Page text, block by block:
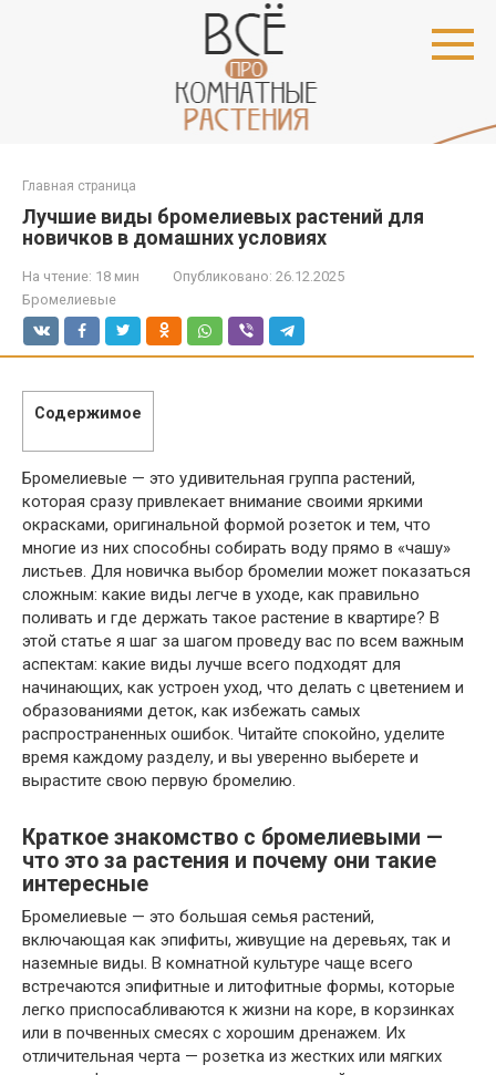
Главная страница
Лучшие виды бромелиевых растений для
новичков в домашних условиях
На чтение: 18 мин Опубликовано: 26.12.2025
Бромелиевые
Содержимое
Бромелиевые — это удивительная группа растений,
которая сразу привлекает внимание своими яркими
окрасками, оригинальной формой розеток и тем, что
многие из них способны собирать воду прямо в «чашу»
листьев. Для новичка выбор бромелии может показаться
сложным: какие виды легче в уходе, как правильно
поливать и где держать такое растение в квартире? В
этой статье я шаг за шагом проведу вас по всем важным
аспектам: какие виды лучше всего подходят для
начинающих, как устроен уход, что делать с цветением и
образованиями деток, как избежать самых
распространенных ошибок. Читайте спокойно, уделите
время каждому разделу, и вы уверенно выберете и
вырастите свою первую бромелию.
Краткое знакомство с бромелиевыми —
что это за растения и почему они такие
интересные
Бромелиевые — это большая семья растений,
включающая как эпифиты, живущие на деревьях, так и
наземные виды. В комнатной культуре чаще всего
встречаются эпифитные и литофитные формы, которые
легко приспосабливаются к жизни на коре, в корзинках
или в почвенных смесях с хорошим дренажем. Их
отличительная черта — розетка из жестких или мягких